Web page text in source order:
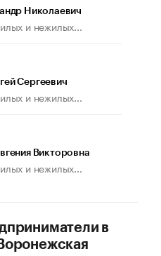
иначе». Как живет глава
Николаевич
и нежилых...
Сергеевич
и нежилых...
Викторовна
и нежилых...
в